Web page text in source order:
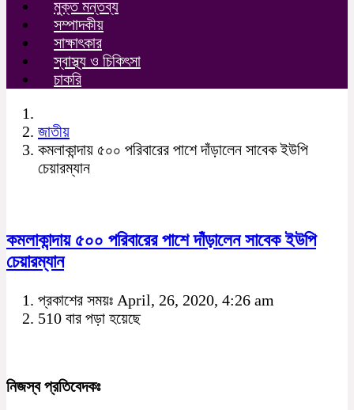
মুক্ত মন্তব্য
সম্পাদকীয়
সাক্ষাৎকার
স্বাস্থ্য ও চিকিৎসা
চাকরি
জাতীয়
কমলাকান্দায় ৫০০ পরিবারের পাশে দাঁড়ালেন সাবেক ইউপি
চেয়ারম্যান
কমলাকান্দায় ৫০০ পরিবারের পাশে দাঁড়ালেন সাবেক ইউপি
চেয়ারম্যান
প্রকাশের সময়ঃ April, 26, 2020, 4:26 am
510 বার পড়া হয়েছে
নিজস্ব প্রতিবেদকঃ